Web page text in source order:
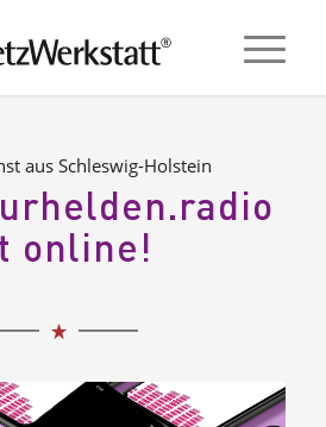
aus Schleswig-Holstein
online!